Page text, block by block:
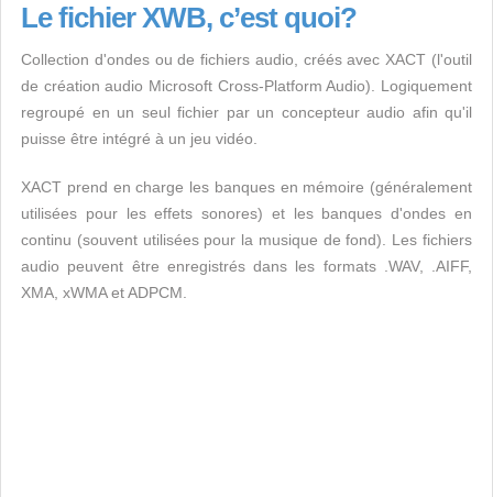
Le fichier XWB, c’est quoi?
Collection d'ondes ou de fichiers audio, créés avec XACT (l'outil
de création audio Microsoft Cross-Platform Audio). Logiquement
regroupé en un seul fichier par un concepteur audio afin qu'il
puisse être intégré à un jeu vidéo.
XACT prend en charge les banques en mémoire (généralement
utilisées pour les effets sonores) et les banques d'ondes en
continu (souvent utilisées pour la musique de fond). Les fichiers
audio peuvent être enregistrés dans les formats .WAV, .AIFF,
XMA, xWMA et ADPCM.